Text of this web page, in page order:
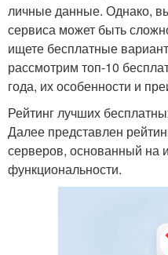
личные данные. Однако,
сервиса может быть
ищете бесплатные
рассмотрим топ-10
года, их особенности и
Рейтинг лучших
Далее представлен
серверов, основанный на
функциональности.